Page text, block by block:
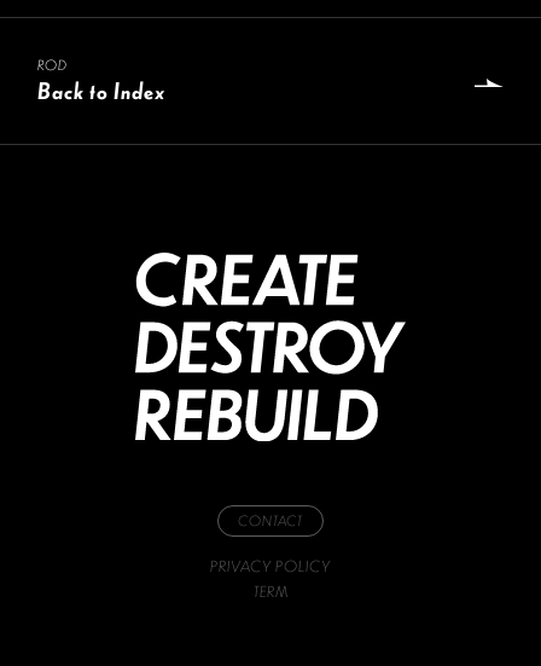
ROD
Back to Index
CONTACT
PRIVACY POLICY
TERM